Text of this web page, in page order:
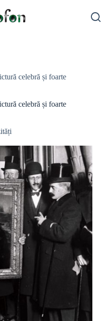
celebră și foarte
celebră și foarte